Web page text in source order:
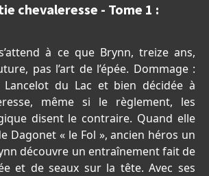
chevaleresse - Tome 1 :
à ce que Brynn, treize ans,
pas l’art de l’épée. Dommage :
du Lac et bien décidée à
même si le règlement, les
disent le contraire. Quand elle
Dagonet « le Fol », ancien héros un
découvre un entraînement fait de
et de seaux sur la tête. Avec ses